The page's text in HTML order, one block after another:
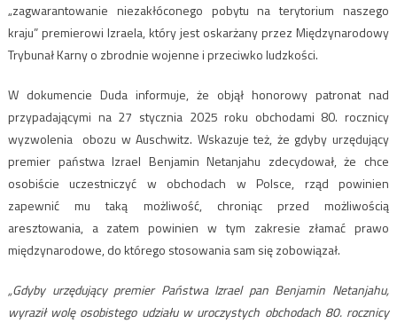
„zagwarantowanie niezakłóconego pobytu na terytorium naszego
kraju” premierowi Izraela, który jest oskarżany przez Międzynarodowy
Trybunał Karny o zbrodnie wojenne i przeciwko ludzkości.
W dokumencie Duda informuje, że objął honorowy patronat nad
przypadającymi na 27 stycznia 2025 roku obchodami 80. rocznicy
wyzwolenia obozu w Auschwitz. Wskazuje też, że gdyby urzędujący
premier państwa Izrael Benjamin Netanjahu zdecydował, że chce
osobiście uczestniczyć w obchodach w Polsce, rząd powinien
zapewnić mu taką możliwość, chroniąc przed możliwością
aresztowania, a zatem powinien w tym zakresie złamać prawo
międzynarodowe, do którego stosowania sam się zobowiązał.
„Gdyby urzędujący premier Państwa Izrael pan Benjamin Netanjahu,
wyraził wolę osobistego udziału w uroczystych obchodach 80. rocznicy